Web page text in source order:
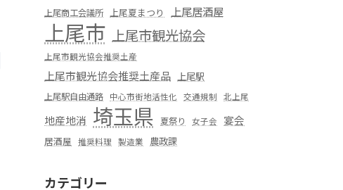
上尾商工会議所 上尾夏まつり 上尾居酒屋
上尾市 上尾市観光協会
上尾市観光協会推奨土産
上尾市観光協会推奨土産品 上尾駅
上尾駅自由通路 中心市街地活性化 交通規制 北上尾
地産地消 埼玉県 夏祭り 女子会 宴会
居酒屋 推奨料理 製造業 農政課
カテゴリー